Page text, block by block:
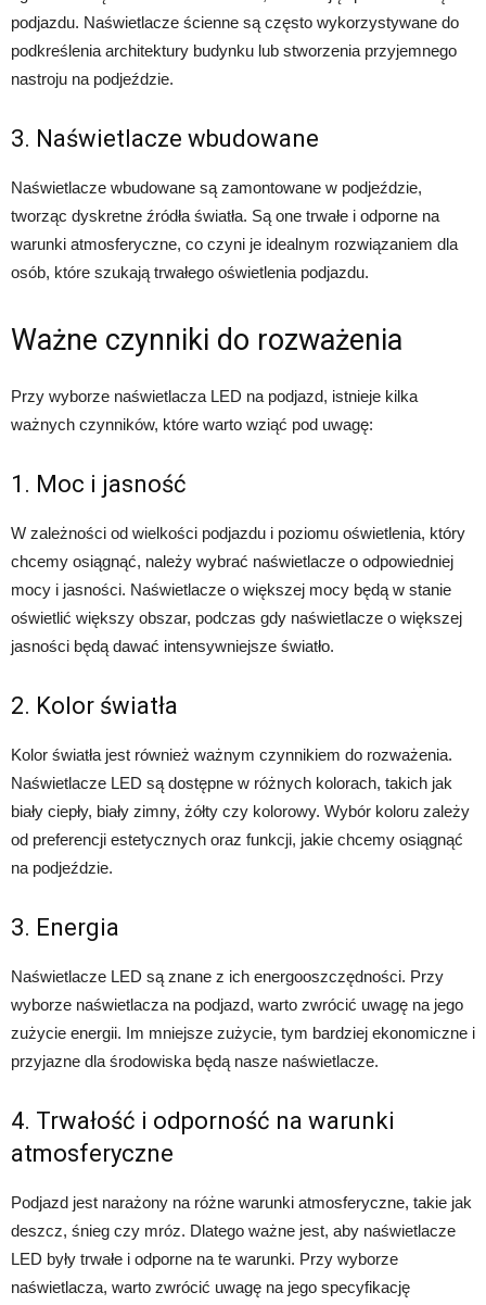
podjazdu. Naświetlacze ścienne są często wykorzystywane do
podkreślenia architektury budynku lub stworzenia przyjemnego
nastroju na podjeździe.
3. Naświetlacze wbudowane
Naświetlacze wbudowane są zamontowane w podjeździe,
tworząc dyskretne źródła światła. Są one trwałe i odporne na
warunki atmosferyczne, co czyni je idealnym rozwiązaniem dla
osób, które szukają trwałego oświetlenia podjazdu.
Ważne czynniki do rozważenia
Przy wyborze naświetlacza LED na podjazd, istnieje kilka
ważnych czynników, które warto wziąć pod uwagę:
1. Moc i jasność
W zależności od wielkości podjazdu i poziomu oświetlenia, który
chcemy osiągnąć, należy wybrać naświetlacze o odpowiedniej
mocy i jasności. Naświetlacze o większej mocy będą w stanie
oświetlić większy obszar, podczas gdy naświetlacze o większej
jasności będą dawać intensywniejsze światło.
2. Kolor światła
Kolor światła jest również ważnym czynnikiem do rozważenia.
Naświetlacze LED są dostępne w różnych kolorach, takich jak
biały ciepły, biały zimny, żółty czy kolorowy. Wybór koloru zależy
od preferencji estetycznych oraz funkcji, jakie chcemy osiągnąć
na podjeździe.
3. Energia
Naświetlacze LED są znane z ich energooszczędności. Przy
wyborze naświetlacza na podjazd, warto zwrócić uwagę na jego
zużycie energii. Im mniejsze zużycie, tym bardziej ekonomiczne i
przyjazne dla środowiska będą nasze naświetlacze.
4. Trwałość i odporność na warunki
atmosferyczne
Podjazd jest narażony na różne warunki atmosferyczne, takie jak
deszcz, śnieg czy mróz. Dlatego ważne jest, aby naświetlacze
LED były trwałe i odporne na te warunki. Przy wyborze
naświetlacza, warto zwrócić uwagę na jego specyfikację